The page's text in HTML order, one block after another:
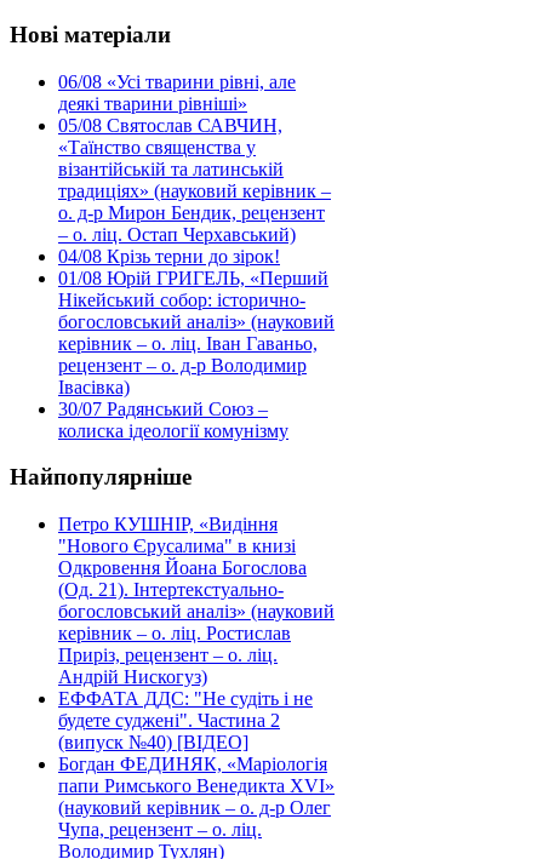
Нові матеріали
06/08 «Усі тварини рівні, але
деякі тварини рівніші»
05/08 Святослав САВЧИН,
«Таїнство священства у
візантійській та латинській
традиціях» (науковий керівник –
о. д-р Мирон Бендик, рецензент
– о. ліц. Остап Черхавський)
04/08 Крізь терни до зірок!
01/08 Юрій ГРИГЕЛЬ, «Перший
Нікейський собор: історично-
богословський аналіз» (науковий
керівник – о. ліц. Іван Гаваньо,
рецензент – о. д-р Володимир
Івасівка)
30/07 Радянський Союз –
колиска ідеології комунізму
Найпопулярніше
Петро КУШНІР, «Видіння
"Нового Єрусалима" в книзі
Одкровення Йоана Богослова
(Од. 21). Інтертекстуально-
богословський аналіз» (науковий
керівник – о. ліц. Ростислав
Приріз, рецензент – о. ліц.
Андрій Нискогуз)
ЕФФАТА ДДС: "Не судіть і не
будете суджені". Частина 2
(випуск №40) [ВІДЕО]
Богдан ФЕДИНЯК, «Маріологія
папи Римського Венедикта XVI»
(науковий керівник – о. д-р Олег
Чупа, рецензент – о. ліц.
Володимир Тухлян)